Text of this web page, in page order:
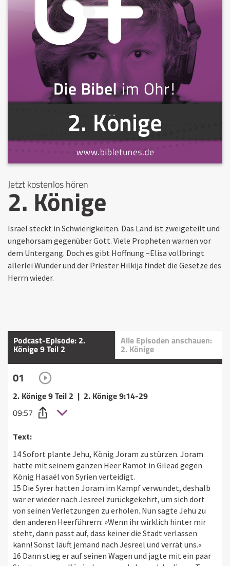
Jetzt kostenlos hören
2. Könige
Israel steckt in Schwierigkeiten. Das Land ist zweigeteilt und
ungehorsam gegenüber Gott. Viele Propheten warnen vor
dem Untergang. Doch es gibt Hoffnung –Elisa vollbringt
allerlei Wunder und der Priester Hilkija findet die Gesetze des
Herrn wieder.
Podcast-Episode: 2.
Könige 9 Teil 2
Alle Episoden anschauen:
2. Könige
01
2. Könige 9 Teil 2 | 2. Könige 9:14-29
09:57
Text:
14 Sofort plante Jehu, König Joram zu stürzen. Joram
hatte mit seinem ganzen Heer Ramot in Gilead gegen
König Hasaël von Syrien verteidigt.
15 Die Syrer hatten Joram im Kampf verwundet, deshalb
war er wieder nach Jesreel zurückgekehrt, um sich dort
von seinen Verletzungen zu erholen. Nun sagte Jehu zu
den anderen Heerführern: »Wenn ihr wirklich hinter mir
steht, dann passt auf, dass keiner die Stadt verlassen
kann! Sonst läuft jemand nach Jesreel und verrät uns.«
16 Dann stieg er auf seinen Wagen und jagte mit ein paar